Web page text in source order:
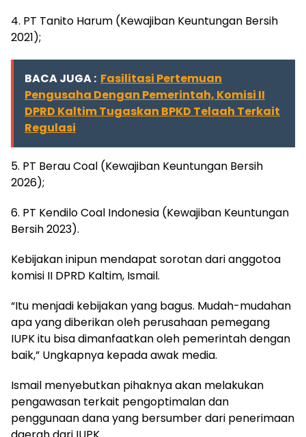
4. PT Tanito Harum (Kewajiban Keuntungan Bersih
2021);
BACA JUGA : Fasilitasi Pertemuan
Pengusaha Dengan Pemerintah, Komisi II
DPRD Kaltim Tugaskan BPKD Telaah Terkait
Regulasi
5. PT Berau Coal (Kewajiban Keuntungan Bersih
2026);
6. PT Kendilo Coal Indonesia (Kewajiban Keuntungan
Bersih 2023).
Kebijakan inipun mendapat sorotan dari anggotoa
komisi II DPRD Kaltim, Ismail.
“Itu menjadi kebijakan yang bagus. Mudah-mudahan
apa yang diberikan oleh perusahaan pemegang
IUPK itu bisa dimanfaatkan oleh pemerintah dengan
baik,” Ungkapnya kepada awak media.
Ismail menyebutkan pihaknya akan melakukan
pengawasan terkait pengoptimalan dan
penggunaan dana yang bersumber dari penerimaan